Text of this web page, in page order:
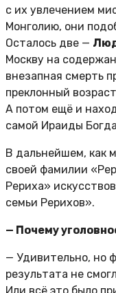
с их увлечением
Монголию, они
Осталось две —
Москву на
внезапная смерть
преклонный
А потом ещё и
самой Ираиды
В дальнейшем, как
своей фамилии
Рериха»
семьи Рерихов».
— Почему
— Удивительно, но
результата не